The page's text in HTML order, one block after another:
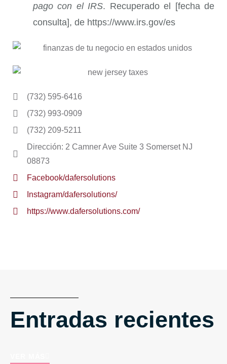
pago con el IRS. Recuperado el [fecha de
consulta], de https://www.irs.gov/es
(732) 595-6416
(732) 993-0909
(732) 209-5211
Dirección: 2 Camner Ave Suite 3 Somerset NJ
08873
Facebook/dafersolutions
Instagram/dafersolutions/
https://www.dafersolutions.com/
Entradas recientes